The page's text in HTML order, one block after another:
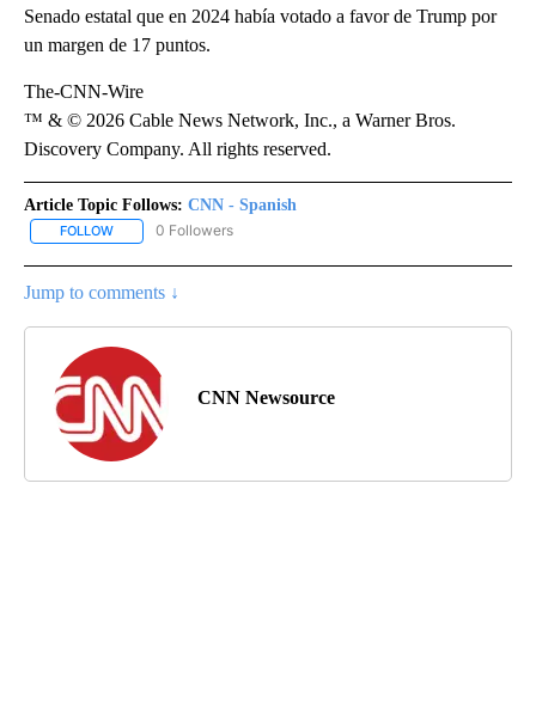
Senado estatal que en 2024 había votado a favor de Trump por
un margen de 17 puntos.
The-CNN-Wire
™ & © 2026 Cable News Network, Inc., a Warner Bros.
Discovery Company. All rights reserved.
Article Topic Follows: CNN - Spanish
FOLLOW FOLLOW "CNN - SPANISH" TO RECEIVE NOTIFICATIONS ABOUT
0 Followers
Jump to comments ↓
CNN Newsource